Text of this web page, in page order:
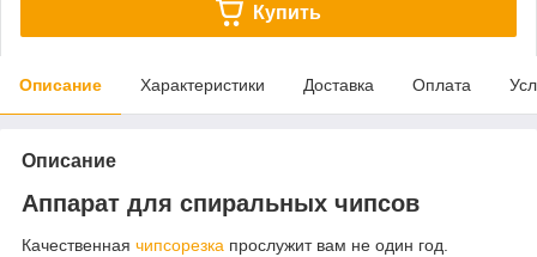
Купить
Описание Характеристики Доставка Оплата
Описание
Аппарат для спиральных чипсов
Качественная чипсорезка прослужит вам не один год.